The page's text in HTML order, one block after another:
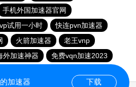
手机外国加速器官网
试用一小时
快连pvn加速器
火箭加速器
老王vnp
外加速神器
免费vqn加速2023
加速器 下载